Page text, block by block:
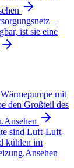
–
ist sie eine
mit
den Großteil des
Ansehen
sind Luft-Luft-
kühlen im
Ansehen